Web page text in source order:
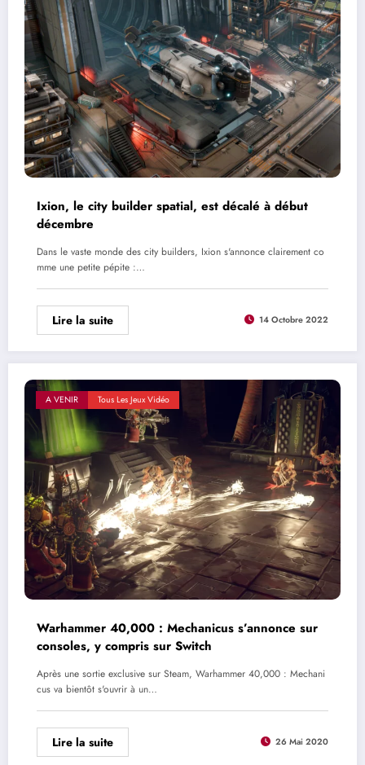
Ixion, le city builder spatial, est décalé à début
décembre
Dans le vaste monde des city builders, Ixion s'annonce clairement co
mme une petite pépite :…
Lire la suite 14 Octobre 2022
A VENIR Tous Les Jeux Vidéo
Warhammer 40,000 : Mechanicus s’annonce sur
consoles, y compris sur Switch
Après une sortie exclusive sur Steam, Warhammer 40,000 : Mechani
cus va bientôt s'ouvrir à un…
Lire la suite 26 Mai 2020